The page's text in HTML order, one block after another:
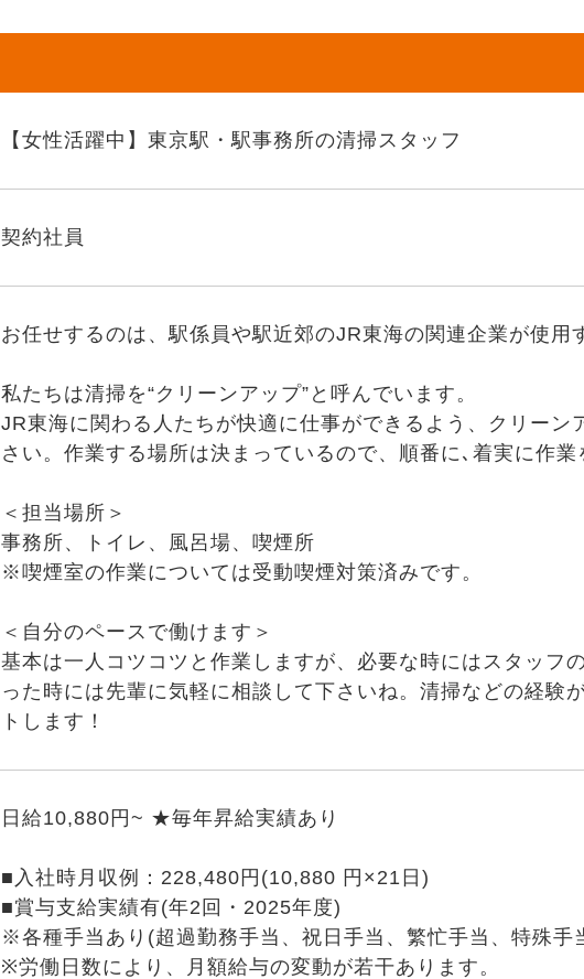
【女性活躍中】東京駅・駅事務所の清掃スタッフ
契約社員
お任せするのは、駅係員や駅近郊のJR東海の関連企業が使用
私たちは清掃を“クリーンアップ”と呼んでいます。
JR東海に関わる人たちが快適に仕事ができるよう、クリーン
さい。作業する場所は決まっているので、順番に､着実に作
＜担当場所＞
事務所、トイレ、風呂場、喫煙所
※喫煙室の作業については受動喫煙対策済みです。
＜自分のペースで働けます＞
基本は一人コツコツと作業しますが、必要な時にはスタッフ
った時には先輩に気軽に相談して下さいね。清掃などの経験
トします！
日給10,880円~ ★毎年昇給実績あり
■入社時月収例：228,480円(10,880 円×21日)
■賞与支給実績有(年2回・2025年度)
※各種手当あり(超過勤務手当、祝日手当、繁忙手当、特殊手
※労働日数により、月額給与の変動が若干あります。